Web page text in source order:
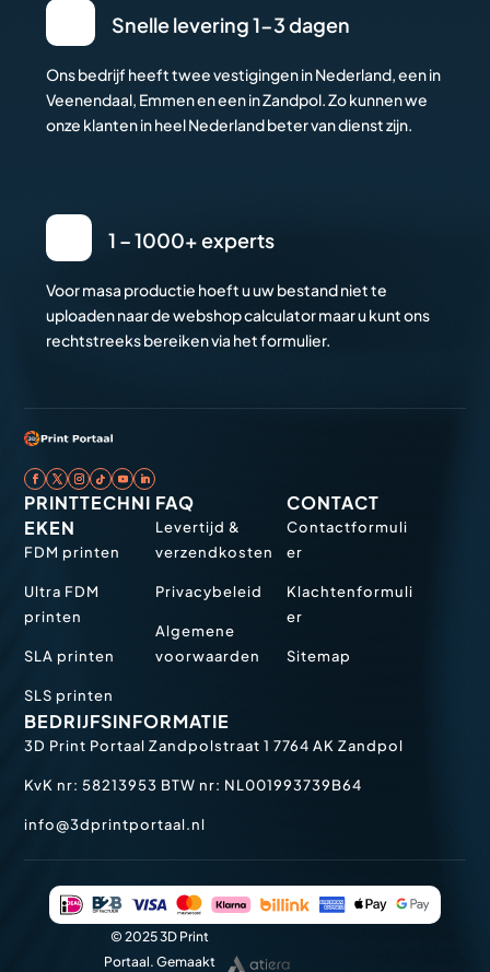
Snelle levering 1-3 dagen
Ons bedrijf heeft twee vestigingen in Nederland, een in
Veenendaal, Emmen en een in Zandpol. Zo kunnen we
onze klanten in heel Nederland beter van dienst zijn.
1 – 1000+ experts
Voor masa productie hoeft u uw bestand niet te
uploaden naar de webshop calculator maar u kunt ons
rechtstreeks bereiken via het formulier.
PRINTTECHNI
EKEN
FDM printen
Ultra FDM
printen
SLA printen
SLS printen
FAQ
Levertijd &
verzendkosten
Privacybeleid
Algemene
voorwaarden
CONTACT
Contactformuli
er
Klachtenformuli
er
Sitemap
BEDRIJFSINFORMATIE
3D Print Portaal Zandpolstraat 1 7764 AK Zandpol
KvK nr: 58213953 BTW nr: NL001993739B64
info@3dprintportaal.nl
© 2025 3D Print
Portaal. Gemaakt